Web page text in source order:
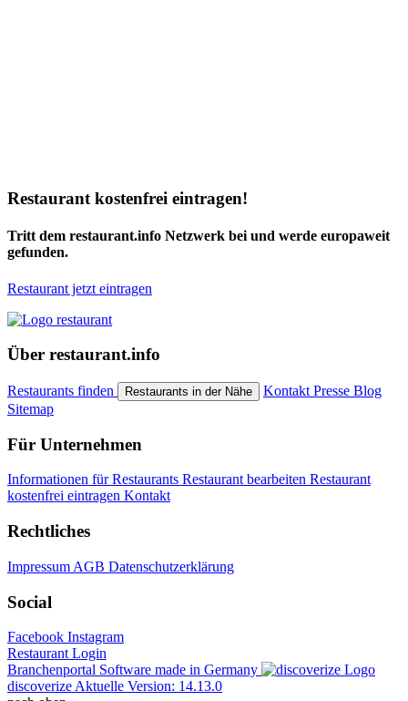
Restaurant kostenfrei eintragen!
Tritt dem restaurant.info Netzwerk bei und werde europaweit
gefunden.
Restaurant jetzt eintragen
Über restaurant.info
Restaurants finden Restaurants in der Nähe Kontakt Presse Blog
Sitemap
Für Unternehmen
Informationen für Restaurants Restaurant bearbeiten Restaurant
kostenfrei eintragen Kontakt
Rechtliches
Impressum AGB Datenschutzerklärung
Social
Facebook Instagram
Restaurant Login
Branchenportal Software made in Germany
discoverize Aktuelle Version: 14.13.0